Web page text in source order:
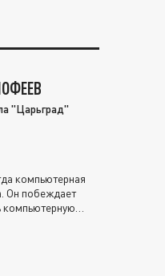
"Царьград"
компьютерная
Он побеждает
компьютерную